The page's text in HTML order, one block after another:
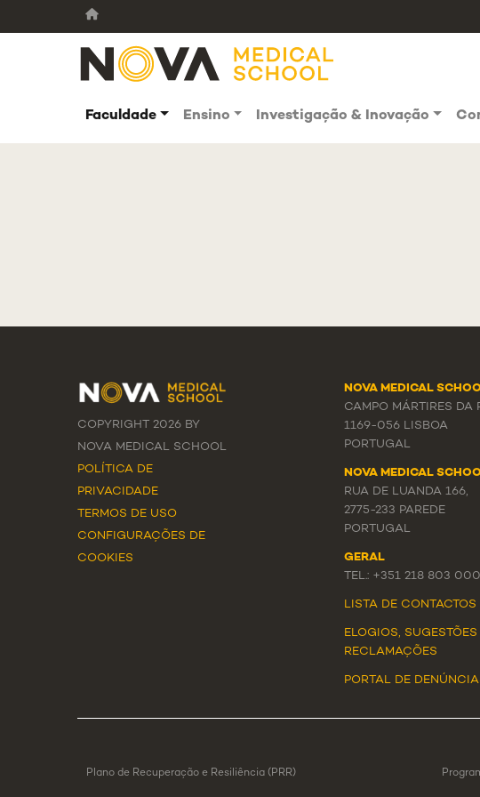
Faculdade Ensino Investigação & Inovação
COPYRIGHT 2026 BY
NOVA MEDICAL SCHOOL
POLÍTICA DE
PRIVACIDADE
TERMOS DE USO
CONFIGURAÇÕES DE
COOKIES
NOVA MEDICAL
CAMPO MÁRTIRES DA
1169-056 LISBOA
PORTUGAL
NOVA MEDICAL
RUA DE LUANDA 166,
2775-233 PAREDE
PORTUGAL
GERAL
TEL.: +351 218 803 000
LISTA DE CONTACTOS
ELOGIOS, SUGESTÕES
RECLAMAÇÕES
PORTAL DE
Plano de Recuperação e Resiliência (PRR)